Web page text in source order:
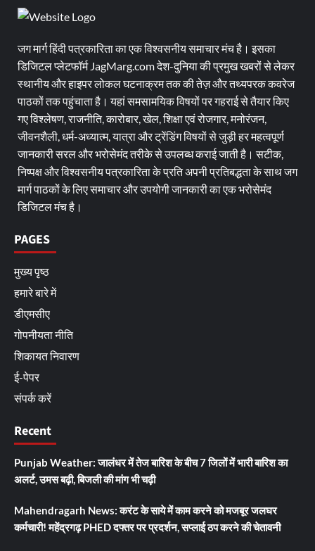
जग मार्ग हिंदी पत्रकारिता का एक विश्वसनीय समाचार मंच है। इसका
डिजिटल प्लेटफॉर्म JagMarg.com देश-दुनिया की प्रमुख खबरों से लेकर
स्थानीय और हाइपर लोकल घटनाक्रम तक की तेज़ और तथ्यपरक कवरेज
पाठकों तक पहुंचाता है। यहां समसामयिक विषयों पर गहराई से तैयार किए
गए विश्लेषण, राजनीति, कारोबार, खेल, शिक्षा एवं रोजगार, मनोरंजन,
जीवनशैली, धर्म-अध्यात्म, यात्रा और ट्रेंडिंग विषयों से जुड़ी हर महत्वपूर्ण
जानकारी सरल और भरोसेमंद तरीके से उपलब्ध कराई जाती है। सटीक,
निष्पक्ष और विश्वसनीय पत्रकारिता के प्रति अपनी प्रतिबद्धता के साथ जग
मार्ग पाठकों के लिए समाचार और उपयोगी जानकारी का एक भरोसेमंद
डिजिटल मंच है।
PAGES
मुख्य पृष्ठ
हमारे बारे में
डीएमसीए
गोपनीयता नीति
शिकायत निवारण
ई-पेपर
संपर्क करें
Recent
Punjab Weather: जालंधर में तेज बारिश के बीच 7 जिलों में भारी बारिश का
अलर्ट, उमस बढ़ी, बिजली की मांग भी चढ़ी
Mahendragarh News: करंट के साये में काम करने को मजबूर जलघर
कर्मचारी! महेंद्रगढ़ PHED दफ्तर पर प्रदर्शन, सप्लाई ठप करने की चेतावनी